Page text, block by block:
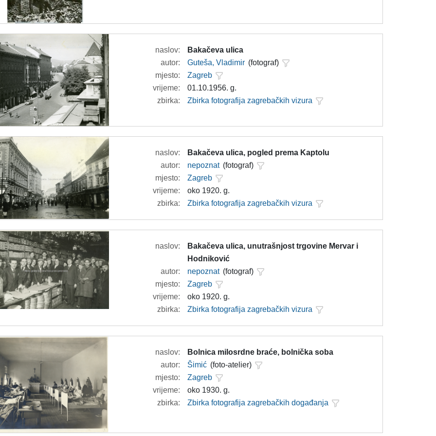
naslov:
Bakačeva ulica
autor:
Guteša, Vladimir (fotograf)
mjesto:
Zagreb
vrijeme:
01.10.1956. g.
zbirka:
Zbirka fotografija zagrebačkih vizura
naslov:
Bakačeva ulica, pogled prema Kaptolu
autor:
nepoznat (fotograf)
mjesto:
Zagreb
vrijeme:
oko 1920. g.
zbirka:
Zbirka fotografija zagrebačkih vizura
naslov:
Bakačeva ulica, unutrašnjost trgovine Mervar i
Hodniković
autor:
nepoznat (fotograf)
mjesto:
Zagreb
vrijeme:
oko 1920. g.
zbirka:
Zbirka fotografija zagrebačkih vizura
naslov:
Bolnica milosrdne braće, bolnička soba
autor:
Šimić (foto-atelier)
mjesto:
Zagreb
vrijeme:
oko 1930. g.
zbirka:
Zbirka fotografija zagrebačkih događanja